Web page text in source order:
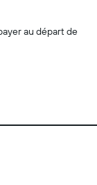
au départ de